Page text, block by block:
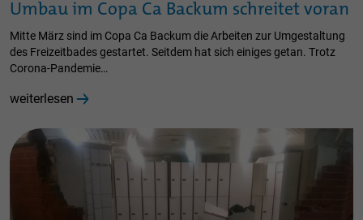
Umbau im Copa Ca Backum schreitet voran
Mitte März sind im Copa Ca Backum die Arbeiten zur Umgestaltung
des Freizeitbades gestartet. Seitdem hat sich einiges getan. Trotz
Corona-Pandemie…
weiterlesen